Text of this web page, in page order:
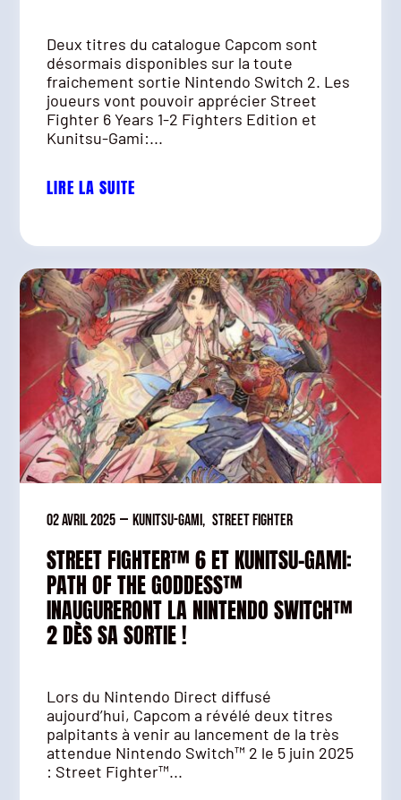
Deux titres du catalogue Capcom sont
désormais disponibles sur la toute
fraichement sortie Nintendo Switch 2. Les
joueurs vont pouvoir apprécier Street
Fighter 6 Years 1-2 Fighters Edition et
Kunitsu-Gami:...
LIRE LA SUITE
02 avril 2025 — Kunitsu-Gami, Street Fighter
STREET FIGHTER™ 6 ET KUNITSU-GAMI:
PATH OF THE GODDESS™
INAUGURERONT LA NINTENDO SWITCH™
2 DÈS SA SORTIE !
Lors du Nintendo Direct diffusé
aujourd’hui, Capcom a révélé deux titres
palpitants à venir au lancement de la très
attendue Nintendo Switch™ 2 le 5 juin 2025
: Street Fighter™...